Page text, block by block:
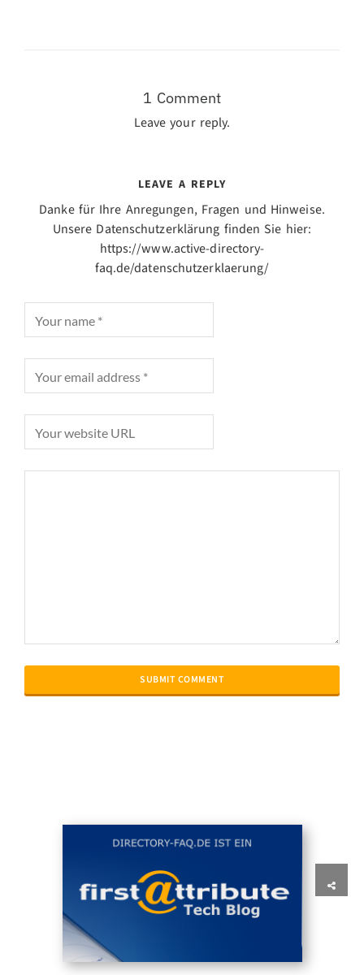
1 Comment
Leave your reply.
LEAVE A REPLY
Danke für Ihre Anregungen, Fragen und Hinweise.
Unsere Datenschutzerklärung finden Sie hier:
https://www.active-directory-
faq.de/datenschutzerklaerung/